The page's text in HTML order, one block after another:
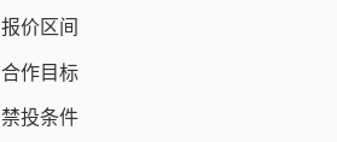
报价区间
合作目标
禁投条件